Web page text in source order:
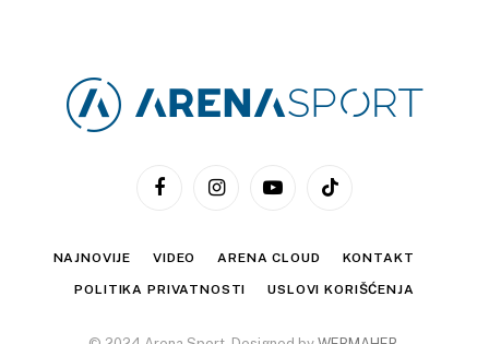
FacebookInstagramYouTubeTikTok
NAJNOVIJE VIDEO ARENA CLOUD KONTAKT
POLITIKA PRIVATNOSTI USLOVI KORIŠĆENJA